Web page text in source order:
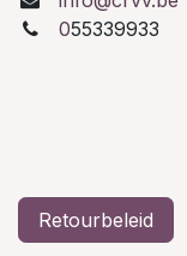
055339933
Retourbeleid